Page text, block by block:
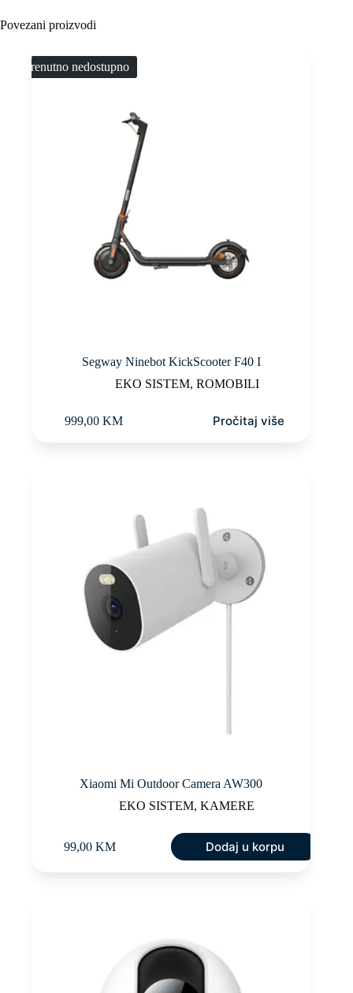
Povezani proizvodi
Trenutno nedostupno
Segway Ninebot KickScooter F40 I
EKO SISTEM, ROMOBILI
999,00 KM Pročitaj više
Xiaomi Mi Outdoor Camera AW300
EKO SISTEM,KAMERE
99,00 KM Dodaj u korpu